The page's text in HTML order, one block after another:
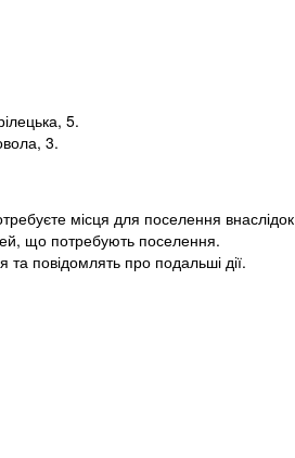
5.
3.
місця для поселення внаслідок
що потребують поселення.
повідомлять про подальші дії.